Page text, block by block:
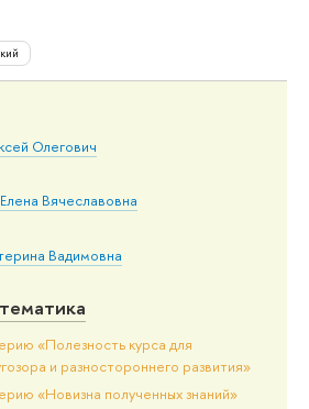
Олегович
Вячеславовна
Вадимовна
«Полезность курса для
и разностороннего развития»
«Новизна полученных знаний»